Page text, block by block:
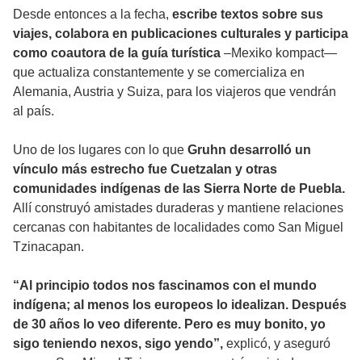
Desde entonces a la fecha, escribe textos sobre sus
viajes, colabora en publicaciones culturales y participa
como coautora de la guía turística –Mexiko kompact—
que actualiza constantemente y se comercializa en
Alemania, Austria y Suiza, para los viajeros que vendrán
al país.
Uno de los lugares con lo que Gruhn desarrolló un
vínculo más estrecho fue Cuetzalan y otras
comunidades indígenas de las Sierra Norte de Puebla.
Allí construyó amistades duraderas y mantiene relaciones
cercanas con habitantes de localidades como San Miguel
Tzinacapan.
“Al principio todos nos fascinamos con el mundo
indígena; al menos los europeos lo idealizan. Después
de 30 años lo veo diferente. Pero es muy bonito, yo
sigo teniendo nexos, sigo yendo”, explicó, y aseguró